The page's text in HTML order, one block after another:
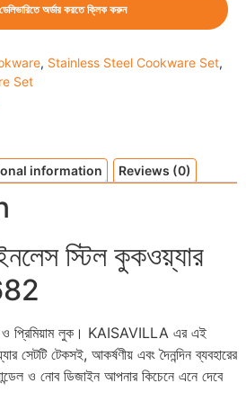
অর্ডার করতে ক্লিক করুন
, Stainless Steel Cookware Set,
Set
information Reviews (0)
স্টিল কুকওয়্যার
প্রিমিয়াম লুক। KAISAVILLA এর এই
সেটটি টেকসই, আকর্ষণীয় এবং দৈনন্দিন ব্যবহারের
ও নোব ডিজাইন আপনার কিচেনে এনে দেবে